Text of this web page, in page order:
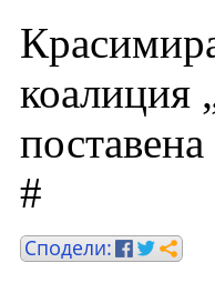
коалиция
#